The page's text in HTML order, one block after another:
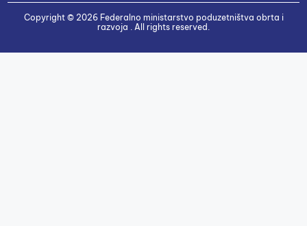
Copyright © 2026 Federalno ministarstvo poduzetništva obrta i
razvoja . All rights reserved.